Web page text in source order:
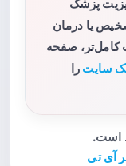
پزشک
یا درمان
کامل‌تر، صفحه
سایت را
آی تی